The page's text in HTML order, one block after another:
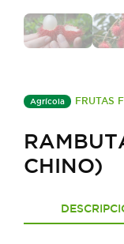
Agrícola FRUTAS
CHINO)